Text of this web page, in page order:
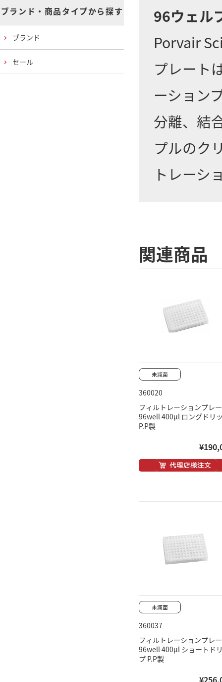
96ウェル
Porvair
プレート
ーション
分離、結
プルのク
トレーシ
関連商品
360020
フィルトレーションプレ
96well 400μl ロングドリ
P.P製
360037
フィルトレーションプレ
96well 400μl ショートド
プ P.P製
ブランド・商品タイプから探す
ブランド
セール